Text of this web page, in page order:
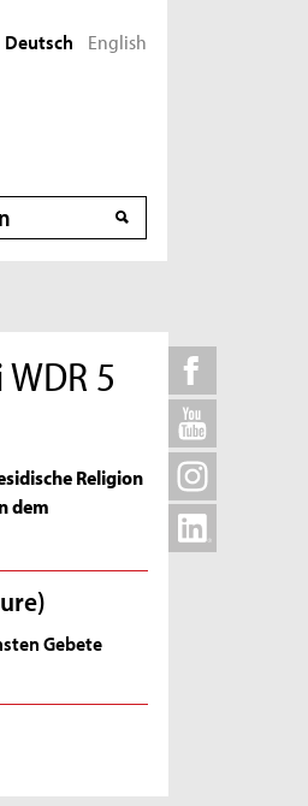
Deutsch English
5
Religion
dem
Gebete